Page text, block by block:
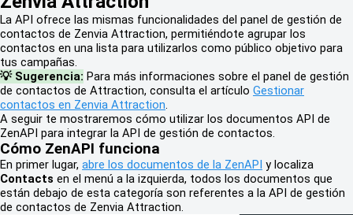
La API ofrece las mismas funcionalidades del panel de gestión de
contactos de Zenvia Attraction, permitiéndote agrupar los
contactos en una lista para utilizarlos como público objetivo para
tus campañas.
💡 Sugerencia: Para más informaciones sobre el panel de gestión
de contactos de Attraction, consulta el artículo Gestionar
contactos en Zenvia Attraction.
A seguir te mostraremos cómo utilizar los documentos API de
ZenAPI para integrar la API de gestión de contactos.
Cómo ZenAPI funciona
En primer lugar, abre los documentos de la ZenAPI y localiza
Contacts en el menú a la izquierda, todos los documentos que
están debajo de esta categoría son referentes a la API de gestión
de contactos de Zenvia Attraction.